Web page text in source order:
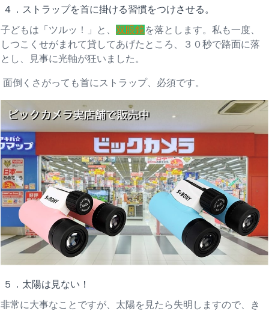
４．ストラップを首に掛ける習慣をつけさせる。
子どもは「ツルッ！」と、 双眼鏡を落とします。私も一度、
しつこくせがまれて貸してあげたところ、３０秒で路面に落
とし、見事に光軸が狂いました。
面倒くさがっても首にストラップ、必須です。
５．太陽は見ない！
非常に大事なことですが、太陽を見たら失明しますので、き